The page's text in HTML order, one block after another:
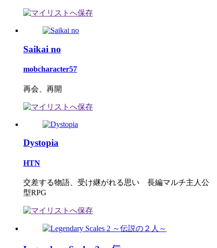
Saikai no
mobcharacter57
再会、再開
Dystopia
HTN
交差する物語、受け継がれる思い 長編マルチ主人公
型RPG